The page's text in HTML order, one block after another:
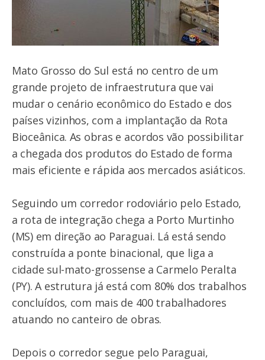
Mato Grosso do Sul está no centro de um
grande projeto de infraestrutura que vai
mudar o cenário econômico do Estado e dos
países vizinhos, com a implantação da Rota
Bioceânica. As obras e acordos vão possibilitar
a chegada dos produtos do Estado de forma
mais eficiente e rápida aos mercados asiáticos.
Seguindo um corredor rodoviário pelo Estado,
a rota de integração chega a Porto Murtinho
(MS) em direção ao Paraguai. Lá está sendo
construída a ponte binacional, que liga a
cidade sul-mato-grossense a Carmelo Peralta
(PY). A estrutura já está com 80% dos trabalhos
concluídos, com mais de 400 trabalhadores
atuando no canteiro de obras.
Depois o corredor segue pelo Paraguai,